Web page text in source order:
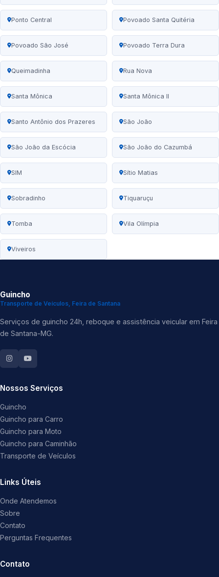
Ponto Central Povoado Santa Quitéria
Povoado São José Povoado Terra Dura
Queimadinha Rua Nova
Santa Mônica Santa Mônica II
Santo Antônio dos Prazeres São João
São João da Escócia São João do Cazumbá
SIM Sítio Matias
Sobradinho Tiquaruçu
Tomba Vila Olímpia
Viveiros
Guincho
Transporte de Veículos, Feira de Santana
Serviços de guincho 24h, reboque e assistência veicular em Feira
de Santana-MG.
Nossos Serviços
Guincho
Guincho para Carro
Guincho para Moto
Guincho para Caminhão
Transporte de Veículos
Links Úteis
Onde Atendemos
Sobre
Contato
Perguntas Frequentes
Contato